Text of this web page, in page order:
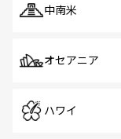
中南米
オセアニア
ハワイ